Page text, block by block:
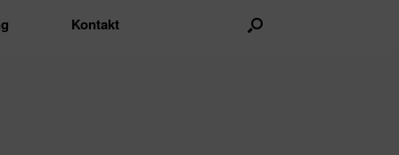
Kontakt